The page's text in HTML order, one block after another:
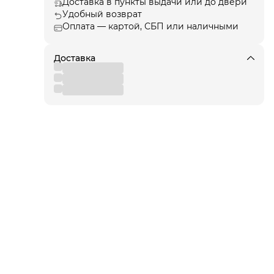
Удобный возврат
Оплата — картой, СБП или наличными
Доставка